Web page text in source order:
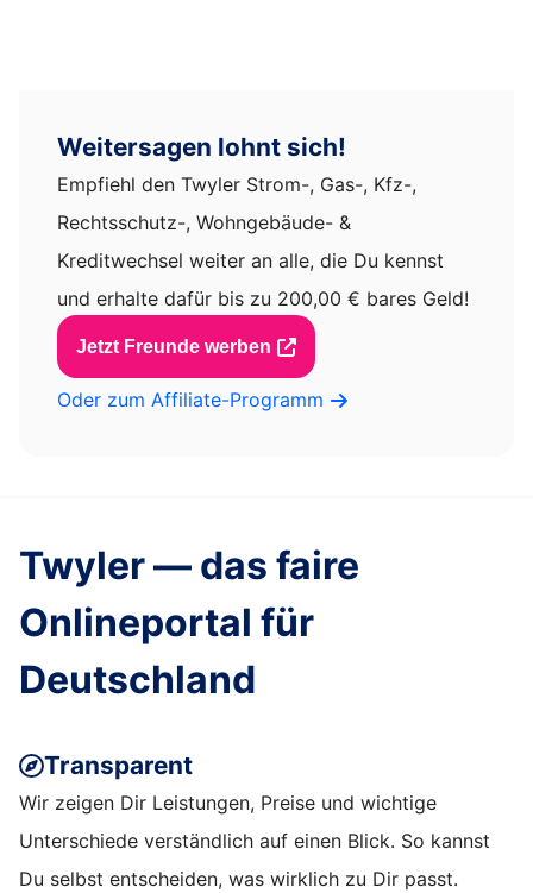
Weitersagen lohnt sich!
Empfiehl den Twyler Strom-, Gas-, Kfz-,
Rechtsschutz-, Wohngebäude- &
Kreditwechsel weiter an alle, die Du kennst
und erhalte dafür bis zu 200,00 € bares Geld!
Jetzt Freunde werben
Oder zum Affiliate-Programm
Twyler — das faire
Onlineportal für
Deutschland
Transparent
Wir zeigen Dir Leistungen, Preise und wichtige
Unterschiede verständlich auf einen Blick. So kannst
Du selbst entscheiden, was wirklich zu Dir passt.